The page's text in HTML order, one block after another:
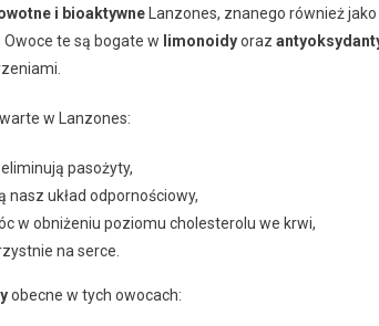
i bioaktywne Lanzones, znanego również jako
Owoce te są bogate w limonoidyoraz
w Lanzones:
pasożyty,
nasz układ odpornościowy,
w obniżeniu poziomu cholesterolu we krwi,
na serce.
obecne w tych owocach: